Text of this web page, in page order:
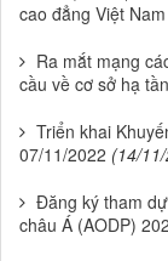
cao đẳng Việt
Ra mắt mạng
cầu về cơ sở hạ
Triển khai
07/11/2022 (14/
Đăng ký tham
châu Á (AODP)